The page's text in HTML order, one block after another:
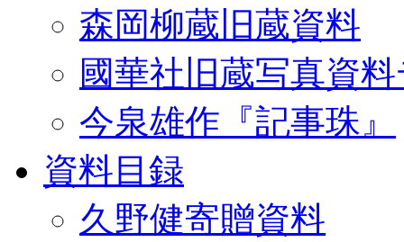
森岡柳蔵旧蔵資料
國華社旧蔵写真資
今泉雄作『記事珠』
資料目録
久野健寄贈資料